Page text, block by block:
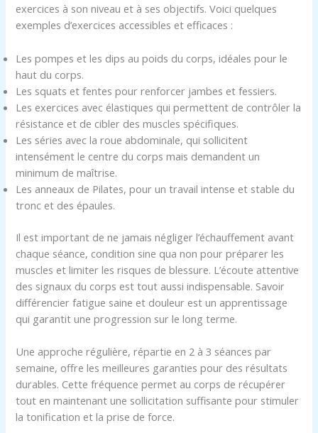
exercices à son niveau et à ses objectifs. Voici quelques
exemples d’exercices accessibles et efficaces :
Les pompes et les dips au poids du corps, idéales pour le
haut du corps.
Les squats et fentes pour renforcer jambes et fessiers.
Les exercices avec élastiques qui permettent de contrôler la
résistance et de cibler des muscles spécifiques.
Les séries avec la roue abdominale, qui sollicitent
intensément le centre du corps mais demandent un
minimum de maîtrise.
Les anneaux de Pilates, pour un travail intense et stable du
tronc et des épaules.
Il est important de ne jamais négliger l’échauffement avant
chaque séance, condition sine qua non pour préparer les
muscles et limiter les risques de blessure. L’écoute attentive
des signaux du corps est tout aussi indispensable. Savoir
différencier fatigue saine et douleur est un apprentissage
qui garantit une progression sur le long terme.
Une approche régulière, répartie en 2 à 3 séances par
semaine, offre les meilleures garanties pour des résultats
durables. Cette fréquence permet au corps de récupérer
tout en maintenant une sollicitation suffisante pour stimuler
la tonification et la prise de force.